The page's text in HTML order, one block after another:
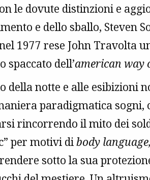
le dovute distinzioni e
e dello sballo, Steven
1977 rese John Travolta
dell’american way
della notte e alle esibizioni
paradigmatica sogni,
rincorrendo il mito dei
per motivi dibody language,
sotto la sua